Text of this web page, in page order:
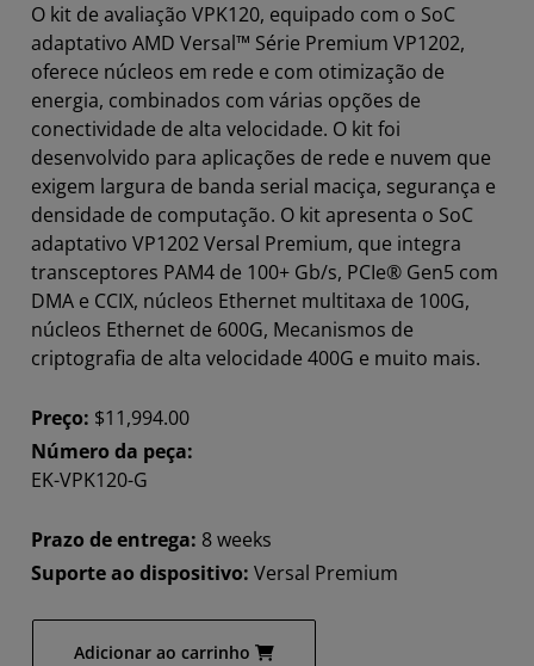
O kit de avaliação VPK120, equipado com o SoC
adaptativo AMD Versal™ Série Premium VP1202,
oferece núcleos em rede e com otimização de
energia, combinados com várias opções de
conectividade de alta velocidade. O kit foi
desenvolvido para aplicações de rede e nuvem que
exigem largura de banda serial maciça, segurança e
densidade de computação. O kit apresenta o SoC
adaptativo VP1202 Versal Premium, que integra
transceptores PAM4 de 100+ Gb/s, PCIe® Gen5 com
DMA e CCIX, núcleos Ethernet multitaxa de 100G,
núcleos Ethernet de 600G, Mecanismos de
criptografia de alta velocidade 400G e muito mais.
Preço: $11,994.00
Número da peça:
EK-VPK120-G
Prazo de entrega: 8 weeks
Suporte ao dispositivo: Versal Premium
Adicionar ao carrinho